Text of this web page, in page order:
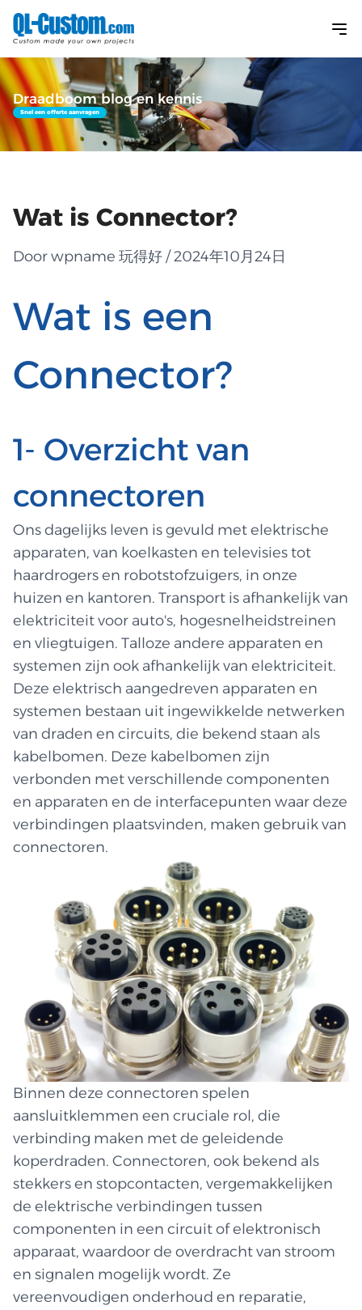
Draadboom blog en kennis
Snel een offerte aanvragen
Wat is Connector?
Door wpname 玩得好 / 2024年10月24日
Wat is een
Connector?
1- Overzicht van
connectoren
Ons dagelijks leven is gevuld met elektrische
apparaten, van koelkasten en televisies tot
haardrogers en robotstofzuigers, in onze
huizen en kantoren. Transport is afhankelijk van
elektriciteit voor auto's, hogesnelheidstreinen
en vliegtuigen. Talloze andere apparaten en
systemen zijn ook afhankelijk van elektriciteit.
Deze elektrisch aangedreven apparaten en
systemen bestaan uit ingewikkelde netwerken
van draden en circuits, die bekend staan als
kabelbomen. Deze kabelbomen zijn
verbonden met verschillende componenten
en apparaten en de interfacepunten waar deze
verbindingen plaatsvinden, maken gebruik van
connectoren.
Binnen deze connectoren spelen
aansluitklemmen een cruciale rol, die
verbinding maken met de geleidende
koperdraden. Connectoren, ook bekend als
stekkers en stopcontacten, vergemakkelijken
de elektrische verbindingen tussen
componenten in een circuit of elektronisch
apparaat, waardoor de overdracht van stroom
en signalen mogelijk wordt. Ze
vereenvoudigen onderhoud en reparatie,